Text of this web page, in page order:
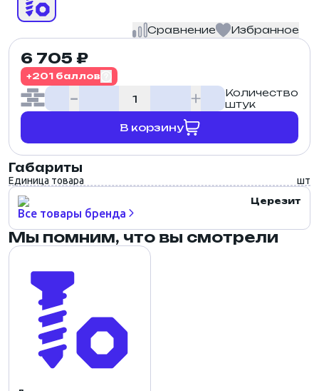
Сравнение Избранное
6 705 ₽
+201 баллов
Количество
штук
В корзину
Габариты
Единица товара шт
Церезит
Все товары бренда
Мы помним, что вы смотрели